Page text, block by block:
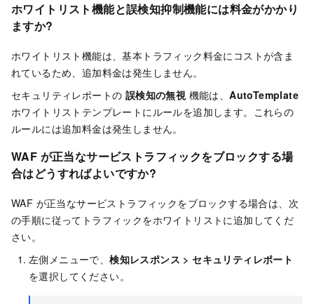
ホワイトリスト機能と誤検知抑制機能には料金がかかり
ますか?
ホワイトリスト機能は、基本トラフィック料金にコストが含ま
れているため、追加料金は発生しません。
セキュリティレポートの 誤検知の無視 機能は、AutoTemplate
ホワイトリストテンプレートにルールを追加します。これらの
ルールには追加料金は発生しません。
WAF が正当なサービストラフィックをブロックする場
合はどうすればよいですか?
WAF が正当なサービストラフィックをブロックする場合は、次
の手順に従ってトラフィックをホワイトリストに追加してくだ
さい。
左側メニューで、検知レスポンス >セキュリティレポート
を選択してください。